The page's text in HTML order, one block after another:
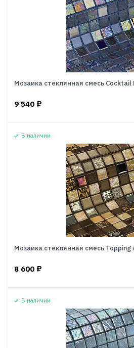
Мозаика стеклянная смесь Cocktail
9 540 ₽
В наличии
Мозаика стеклянная смесь Topping
8 600 ₽
В наличии